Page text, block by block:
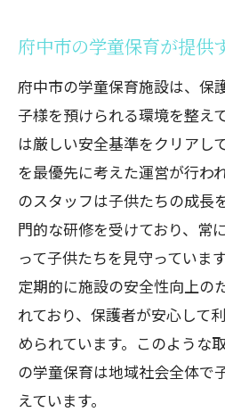
府中市の学童保育が提供
府中市の学童保育施設は、保
子様を預けられる環境を整え
は厳しい安全基準をクリアし
を最優先に考えた運営が行わ
のスタッフは子供たちの成長
門的な研修を受けており、常
って子供たちを見守っていま
定期的に施設の安全性向上の
れており、保護者が安心して
められています。このような
の学童保育は地域社会全体で
えています。